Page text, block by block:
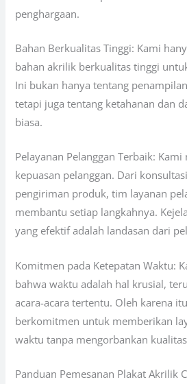
penghargaan.
Bahan Berkualitas Tinggi: Kami
bahan akrilik berkualitas tinggi
Ini bukan hanya tentang
tetapi juga tentang ketahanan dan
biasa.
Pelayanan Pelanggan Terbaik:
kepuasan pelanggan. Dari
pengiriman produk, tim layanan
membantu setiap langkahnya.
yang efektif adalah landasan dari
Komitmen pada Ketepatan Waktu:
bahwa waktu adalah hal krusial,
acara-acara tertentu. Oleh karena
berkomitmen untuk memberikan
waktu tanpa mengorbankan
Panduan Pemesanan Plakat Akrilik